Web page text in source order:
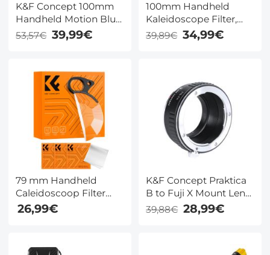
K&F Concept 100mm
Handheld Motion Blur
Filter, Optisch Glas
Prism Special Effect,
53,57€ 39,99€
100mm Handheld
Kaleidoscope Filter,
Halfronde Special
Effects Filter met 3
39,89€ 34,99€
79 mm Handheld
Caleidoscoop Filter
Halfrond Filter Voor
26,99€
K&F Concept Praktica
B to Fuji X Mount Lens
Adapter M30111
39,88€ 28,99€